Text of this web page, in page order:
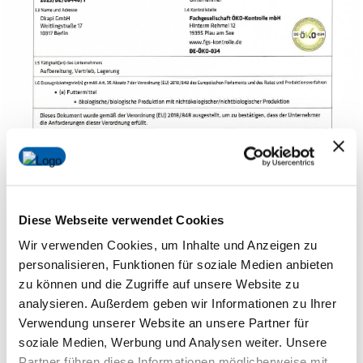
Diese Webseite verwendet Cookies
Wir verwenden Cookies, um Inhalte und Anzeigen zu
personalisieren, Funktionen für soziale Medien anbieten
zu können und die Zugriffe auf unsere Website zu
analysieren. Außerdem geben wir Informationen zu Ihrer
Verwendung unserer Website an unsere Partner für
soziale Medien, Werbung und Analysen weiter. Unsere